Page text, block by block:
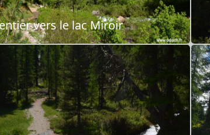
vers le lac Miroir